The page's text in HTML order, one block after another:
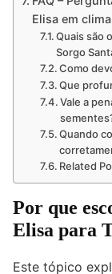
Elisa em
Quais são
Sorgo
Como
Que
Vale a
Quando
Related
Por que
Elisa para
Este tópico